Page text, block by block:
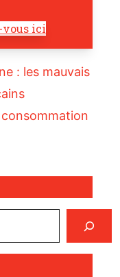
vous ici
: les mauvais